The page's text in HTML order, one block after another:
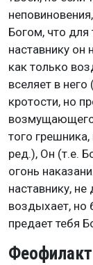
Богом, что
наставнику он
как только
вселяет в
кротости, но
возмущающего
того
ред.), Он (т.е.
огонь
наставнику,
воздыхает, но
предает тебя